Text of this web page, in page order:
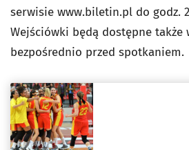
serwisie www.biletin.pl do godz.
Wejściówki będą dostępne także
bezpośrednio przed spotkaniem.